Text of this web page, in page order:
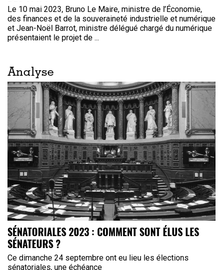
Le 10 mai 2023, Bruno Le Maire, ministre de l’Économie,
des finances et de la souveraineté industrielle et numérique
et Jean-Noël Barrot, ministre délégué chargé du numérique
présentaient le projet de ...
Analyse
SÉNATORIALES 2023 : COMMENT SONT ÉLUS LES
SÉNATEURS ?
Ce dimanche 24 septembre ont eu lieu les élections
sénatoriales, une échéance